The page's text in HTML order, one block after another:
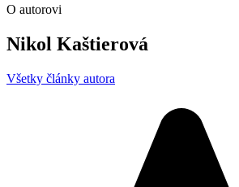
O autorovi
Nikol Kaštierová
Všetky články autora